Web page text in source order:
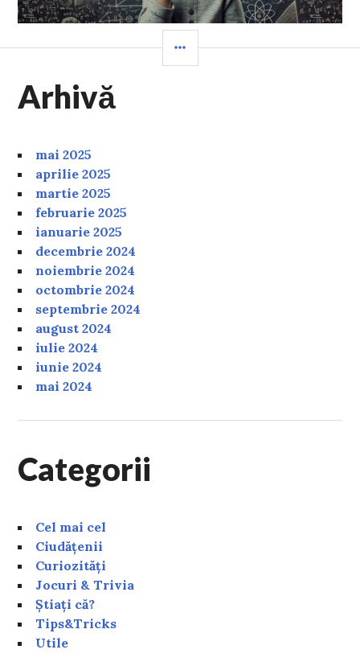
Arhivă
mai 2025
aprilie 2025
martie 2025
februarie 2025
ianuarie 2025
decembrie 2024
noiembrie 2024
octombrie 2024
septembrie 2024
august 2024
iulie 2024
iunie 2024
mai 2024
Categorii
Cel mai cel
Ciudățenii
Curiozități
Jocuri & Trivia
Știați că?
Tips&Tricks
Utile